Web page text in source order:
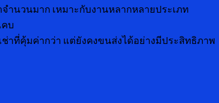
นวนมาก เหมาะกับงานหลากหลายประเภท
บ
ช่าที่คุ้มค่ากว่า แต่ยังคงขนส่งได้อย่างมีประสิทธิภาพ